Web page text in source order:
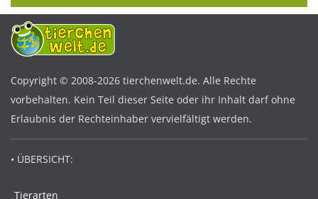
Copyright © 2008-2026 tierchenwelt.de. Alle Rechte
vorbehalten. Kein Teil dieser Seite oder ihr Inhalt darf ohne
Erlaubnis der Rechteinhaber vervielfältigt werden.
• ÜBERSICHT:
Tierarten